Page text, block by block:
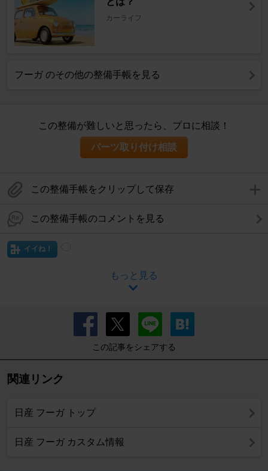
カーライフ
フーガ のその他の整備手帳を見る
この整備が難しいと思ったら、プロに相談！
パーツ取り付け相談
この整備手帳をクリップして保存
この整備手帳のコメントを見る
イイね！
もっと見る
この記事をシェアする
関連リンク
日産 フーガ トップ
日産 フーガ カスタム情報